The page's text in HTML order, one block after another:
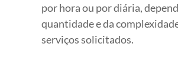
por hora ou por diária,
quantidade e da
serviços solicitados.